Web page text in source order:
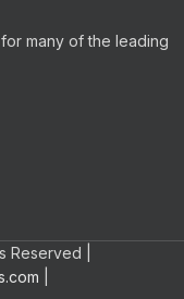
many of the leading
Reserved |